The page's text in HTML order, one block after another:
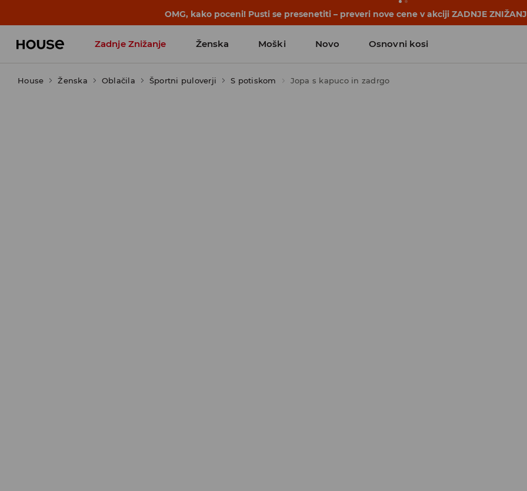
BACK TO SCHOOL📒Najboljše zgodbe se začnejo še pred prvim šolskim zvoncem. Začni šolsko
Zadnje Znižanje Ženska Moški Novo Osnovni kosi
Favoriti vplivnežev
House Ženska Oblačila Športni puloverji S potiskom Jopa s kapuco in zadrgo